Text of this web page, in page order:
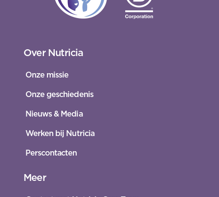
Over Nutricia
Onze missie
Onze geschiedenis
Nieuws & Media
Werken bij Nutricia
Perscontacten
Meer